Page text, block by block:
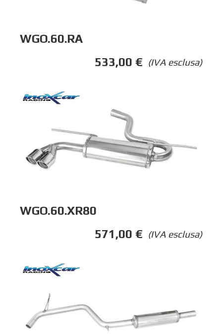
WGO.60.RA
(IVA esclusa)
533,00 €
WGO.60.XR80
(IVA esclusa)
571,00 €